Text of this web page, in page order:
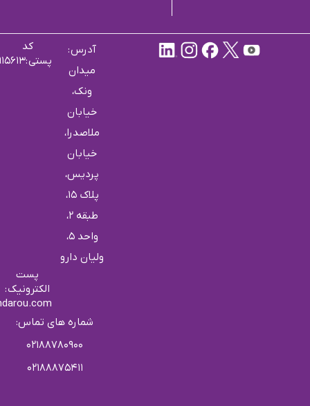
آدرس :
میدان
ونک،
خیابان
ملاصدرا،
خیابان
پردیس،
پلاک 15،
طبقه 2،
واحد ۵،
ولیان دارو
کد
پستی :۱۹۹۱۹۱۵۶۱۳
پست
الکترونیک :
شماره های تماس:
۰۲۱۸۸۷۸۰۹۰۰
۰۲۱۸۸۸۷۵۴۱۱